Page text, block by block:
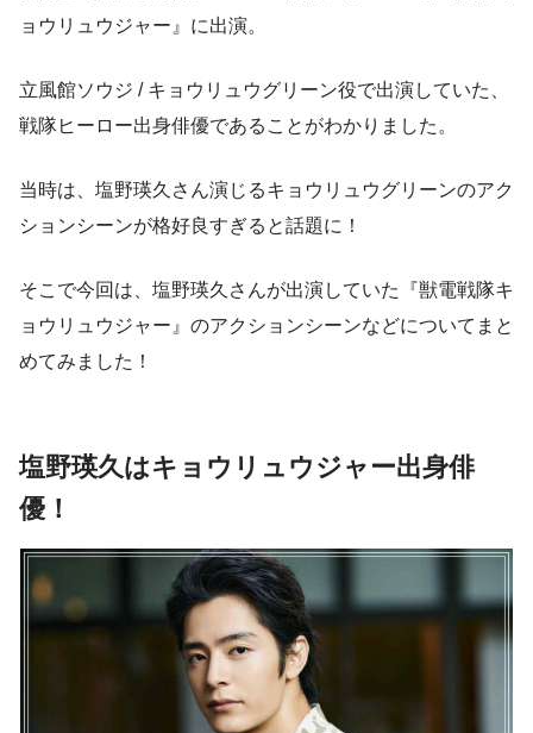
ョウリュウジャー』に出演。
立風館ソウジ / キョウリュウグリーン役で出演していた、
戦隊ヒーロー出身俳優であることがわかりました。
当時は、塩野瑛久さん演じるキョウリュウグリーンのアク
ションシーンが格好良すぎると話題に！
そこで今回は、塩野瑛久さんが出演していた『獣電戦隊キ
ョウリュウジャー』のアクションシーンなどについてまと
めてみました！
塩野瑛久はキョウリュウジャー出身俳
優！